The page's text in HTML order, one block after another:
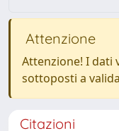
Attenzione
Attenzione! I dati
sottoposti a
Citazioni